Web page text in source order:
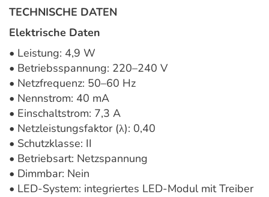
TECHNISCHE DATEN
Elektrische Daten
• Leistung: 4,9 W
• Betriebsspannung: 220–240 V
• Netzfrequenz: 50–60 Hz
• Nennstrom: 40 mA
• Einschaltstrom: 7,3 A
• Netzleistungsfaktor (λ): 0,40
• Schutzklasse: II
• Betriebsart: Netzspannung
• Dimmbar: Nein
• LED-System: integriertes LED-Modul mit Treiber